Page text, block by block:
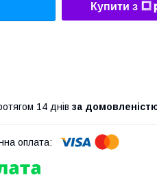
Купити з
14 днів за